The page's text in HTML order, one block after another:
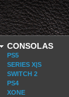
CONSOLAS
PS5
SERIES X|S
SWITCH 2
PS4
XONE